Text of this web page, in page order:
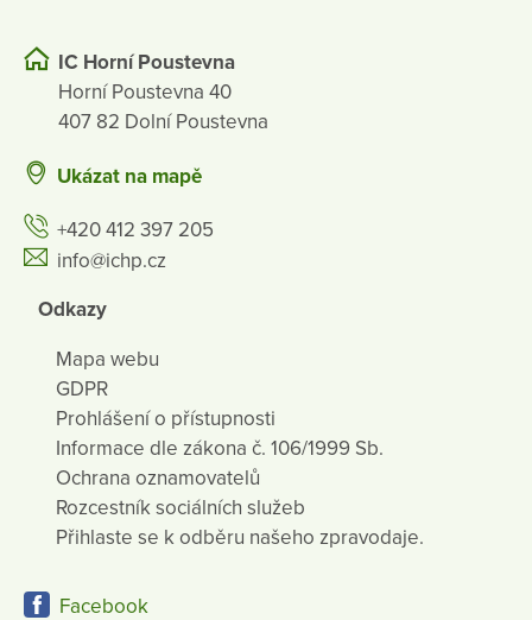
IC Horní Poustevna
Horní Poustevna 40
407 82 Dolní Poustevna
Ukázat na mapě
+420 412 397 205
info@ichp.cz
Odkazy
Mapa webu
GDPR
Prohlášení o přístupnosti
Informace dle zákona č. 106/1999 Sb.
Ochrana oznamovatelů
Rozcestník sociálních služeb
Přihlaste se k odběru našeho zpravodaje.
Facebook